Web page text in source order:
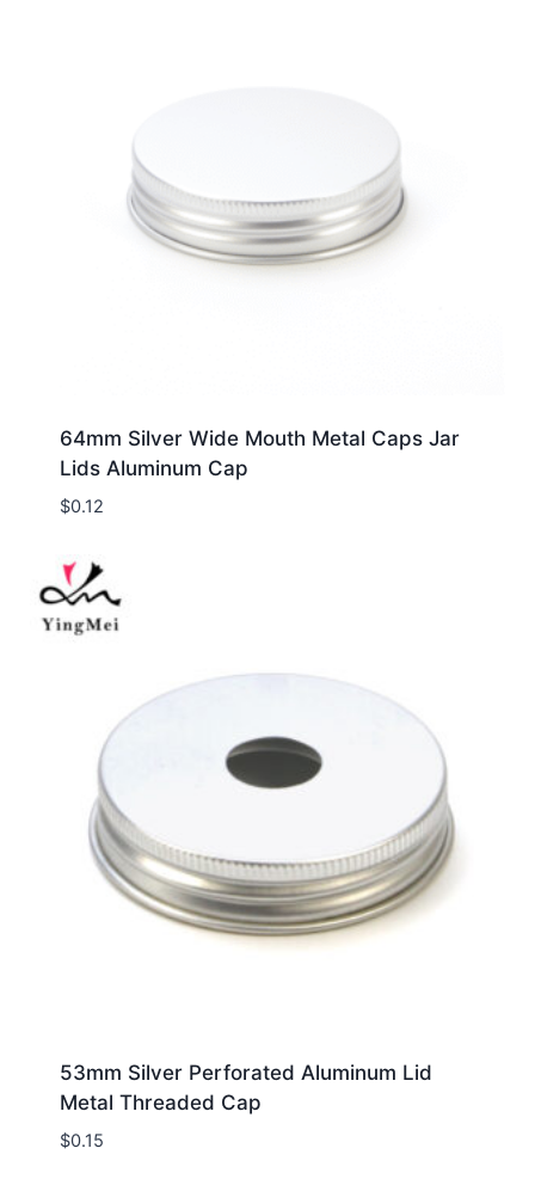
64mm Silver Wide Mouth Metal Caps Jar
Lids Aluminum Cap
$0.12
53mm Silver Perforated Aluminum Lid
Metal Threaded Cap
$0.15